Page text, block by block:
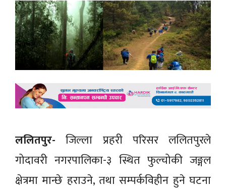
‍ललितपुर-जिल्ला प्रहरी परिसर ललितपुरले
गोदावरी नगरपालिका-३ स्थित फुल्चोकी जङ्गल
क्षेत्रमा मान्छे हराउने, तथा सम्पर्कविहीन हुने घटना